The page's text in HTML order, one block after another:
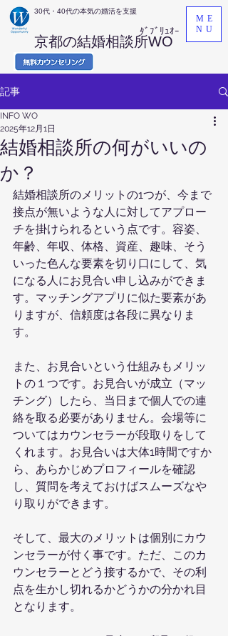
京都の結婚相談所WO
ﾀﾞﾌﾞﾘｭｵｰ
​30代・40代の本気の婚活を支援
ME
NU
記事
結婚相談所の何がいいの
か？
INFO WO
2025年12月1日
結婚相談所のメリットの1つが、今まで
接点が無いような人に対してアプロー
チを掛けられるという点です。容姿、
年齢、年収、体格、資産、趣味、そう
いった色んな要素を切り口にして、気
になる人にお見合い申し込みができま
す。マッチングアプリに似た要素があ
りますが、信頼度は各段に異なりま
す。
また、お見合いという仕組みもメリッ
トの１つです。お見合いが成立（マッ
チング）したら、当日まで個人での連
絡を取る必要がありません。会場等に
ついてはカウンセラーが段取りをして
くれます。お見合いは大体1時間ですか
ら、あらかじめプロフィールを確認
し、質問を考えておけばスムーズなや
り取りができます。
そして、最大のメリットは個別にカウ
ンセラーが付く事です。ただ、このカ
ウンセラーとどう接するかで、その利
点を生かし切れるかどうかの分かれ目
となります。